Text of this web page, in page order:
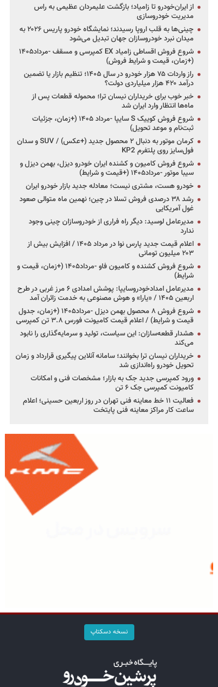
از ایران‌خودرو تا زامیاد؛ بازگشت علیمردان عظیمی به راس
مدیریت خودروسازی
چینی‌ها به قلب اروپا رسیدند؛ نمایشگاه خودرو پاریس ۲۰۲۶ به
میدان نبرد خودروسازان جهان تبدیل می‌شود
شروع فروش اقساطی زامیاد EX کمپرسی و مسقف -مرداد۱۴۰۵
(+زمان، قیمت و شرایط فروش)
راز واردات ۷۵ هزار خودرو در سال ۱۴۰۵؛ تنظیم بازار یا تضمین
درآمد ۴۲۰ هزار میلیاردی دولت؟
خبر خوب برای خریداران نیسان ترا؛ محموله قطعات پس از
ماه‌ها انتظار وارد ایران شد
شروع فروش کوییک S سایپا -مرداد ۱۴۰۵ (+زمان، جزئیات
ثبت‌نام و موعد تحویل)
کرمان موتور به دنبال ۲ محصول جدید (+عکس) / SUV و سدان
فول‌سایز روی پلتفرم KP2
شروع فروش کامیون و کشنده ایران خودرو دیزل، بهمن دیزل و
سیبا موتور -مرداد۱۴۰۵ (+قیمت و شرایط)
خودرو هست، مشتری نیست؛ معادله جدید بازار خودرو ایران
رشد ۳۸ درصدی فروش تسلا در چین؛ نهمین ماه متوالی صعود
غول آمریکایی
مدیرعامل لوسید: دیگر راه فراری از خودروسازان چینی وجود
ندارد
اعلام قیمت جدید پارس نوا در مرداد ۱۴۰۵ / افزایش بیش از
۲۰۳ میلیون تومانی
شروع فروش کشنده و کامیون فاو -مرداد۱۴۰۵ (+زمان، قیمت و
شرایط)
مدیرعامل امدادخودروسایپا: پوشش امدادی ۶ مرز غربی در طرح
اربعین ۱۴۰۵ / «یارا» و هوش مصنوعی به خدمت زائران آمد
شروع فروش ۸ محصول بهمن دیزل -مرداد۱۴۰۵ (+زمان، جدول
قیمت و شرایط) / اعلام قیمت کامیونت فورس ۳.۸ تن کمپرسی
هشدار قطعه‌سازان: این سیاست، تولید و سرمایه‌گذاری را نابود
می‌کند
خریداران نیسان ترا بخوانند؛ سامانه آنلاین پیگیری قرارداد و زمان
تحویل خودرو راه‌اندازی شد
ورود کمپرسی جدید جک به بازار؛ مشخصات فنی و امکانات
کامیونت کمپرسی جک ۶ تن
فعالیت ۱۱ خط معاینه فنی تهران در روز اربعین حسینی؛ اعلام
ساعت کار مراکز معاینه فنی پایتخت
نسخه دسکتاپ